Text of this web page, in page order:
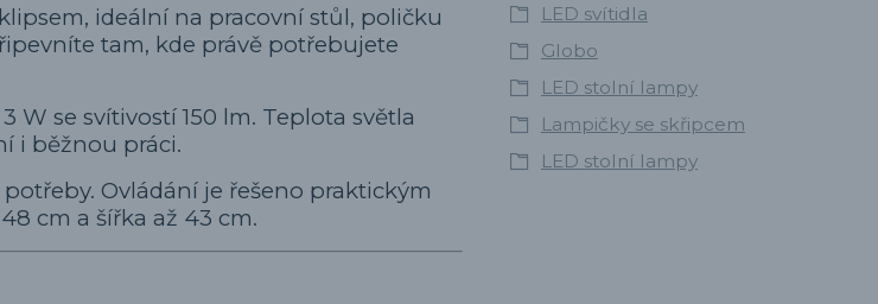
ideální na pracovní stůl, poličku
tam, kde právě potřebujete
se svítivostí 150 lm. Teplota světla
i běžnou práci.
Ovládání je řešeno praktickým
cm a šířka až 43 cm.
LED svítidla
Globo
LED stolní lampy
Lampičky se skřipcem
LED stolní lampy